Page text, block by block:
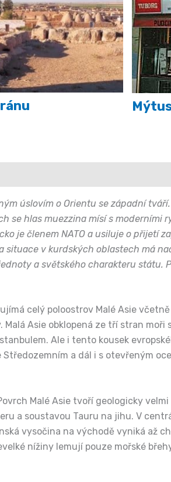
úslovím o Orientu se západní
se hlas muezzina mísí s
je členem NATO a usiluje o přijetí
v kurdských oblastech má
a světského charakteru státu.
celý poloostrov Malé Asie
Asie obklopená ze tří stran
Ale i tento kousek
a dál i s otevřeným
Malé Asie tvoří geologicky
a soustavou Tauru na jihu. V
vysočina na východě vyniká až
nížiny lemují pouze mořské